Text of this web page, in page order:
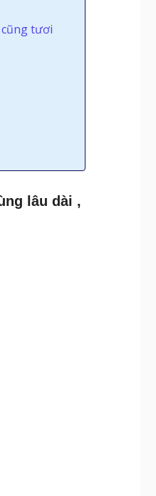
tươi
lâu dài ,